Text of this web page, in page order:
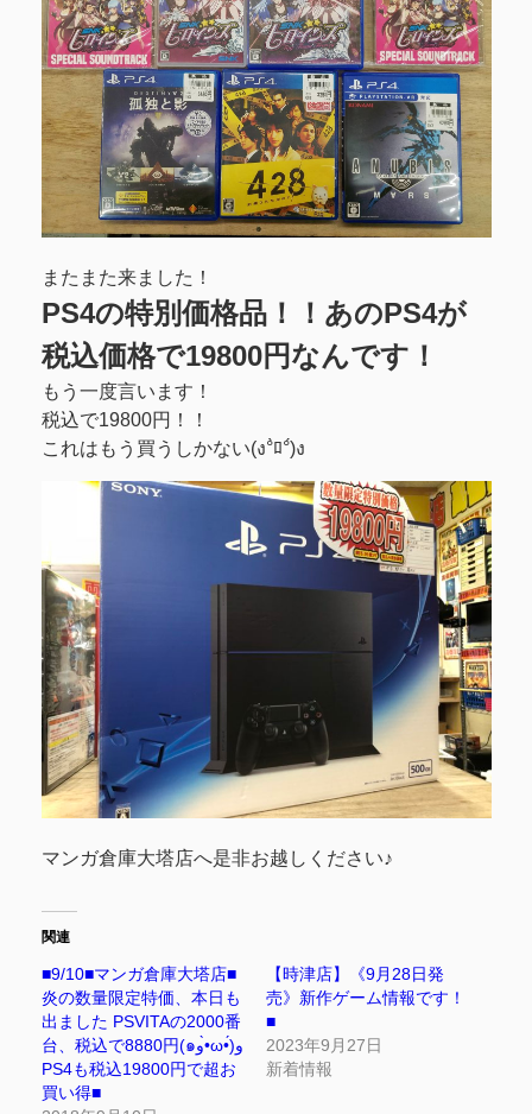
またまた来ました！
PS4の特別価格品！！あのPS4が
税込価格で19800円なんです！
もう一度言います！
税込で19800円！！
これはもう買うしかない(ง°̀ﾛ°́)ง
マンガ倉庫大塔店へ是非お越しください♪
関連
■9/10■マンガ倉庫大塔店■
炎の数量限定特価、本日も
出ました PSVITAの2000番
台、税込で8880円(๑و•̀ω•́)و
PS4も税込19800円で超お
買い得■
【時津店】《9月28日発
売》新作ゲーム情報です！
■
2023年9月27日
新着情報